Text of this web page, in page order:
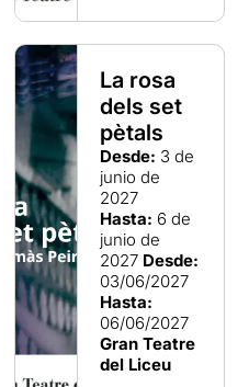
La rosa
dels set
pètals
Desde: 3 de
junio de
2027
Hasta: 6 de
junio de
2027 Desde:
03/06/2027
Hasta:
06/06/2027
Gran Teatre
del Liceu